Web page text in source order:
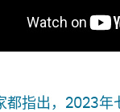
都指出，2023年